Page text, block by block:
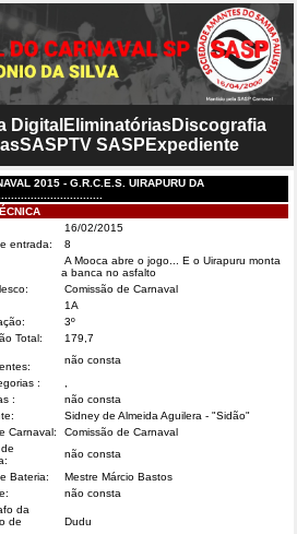
Digital EliminatóriasDiscografia
SASPTV SASP Expediente
2015 - G.R.C.E.S. UIRAPURU DA
16/02/2015
entrada:
8
A Mooca abre o jogo... E o Uirapuru monta
a banca no asfalto
Comissão de Carnaval
1A
3º
Total:
179,7
não consta
:
:
não consta
Sidney de Almeida Aguilera - "Sidão"
Carnaval:
Comissão de Carnaval
não consta
Bateria:
Mestre Márcio Bastos
não consta
da
de
Dudu